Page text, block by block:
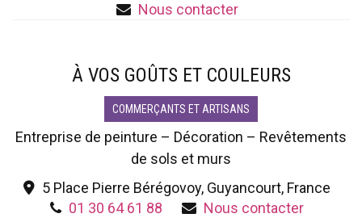
Nous contacter
À VOS GOÛTS ET COULEURS
COMMERÇANTS ET ARTISANS
Entreprise de peinture – Décoration – Revêtements
de sols et murs
5 Place Pierre Bérégovoy, Guyancourt, France
01 30 64 61 88
Nous contacter